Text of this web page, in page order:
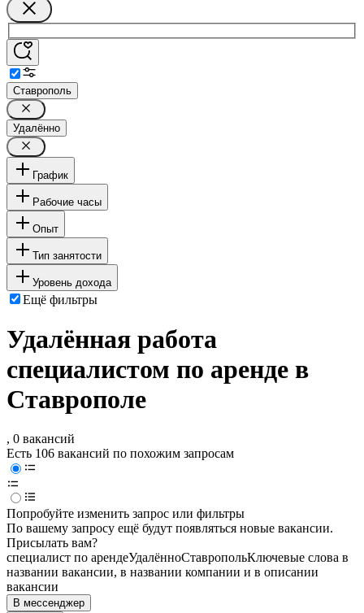
Ставрополь
Удалённо
График
Рабочие часы
Опыт
Тип занятости
Уровень дохода
Ещё фильтры
Удалённая работа
специалистом по аренде в
Ставрополе
, 0 вакансий
Есть 106 вакансий по похожим запросам
Попробуйте изменить запрос или фильтры
По вашему запросу ещё будут появляться новые вакансии.
Присылать вам?
специалист по арендеУдалённоСтавропольКлючевые слова в
названии вакансии, в названии компании и в описании
вакансии
В мессенджер